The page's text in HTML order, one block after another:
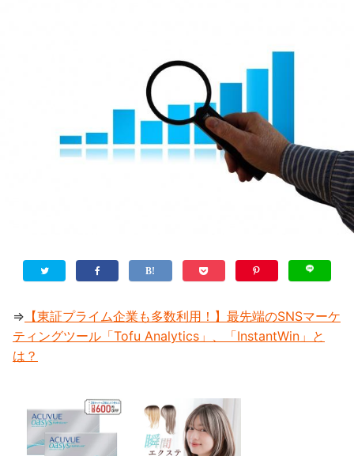
⇒ 【東証プライム企業も多数利用！】最先端のSNSマーケ
ティングツール「Tofu Analytics」、「InstantWin」と
は？